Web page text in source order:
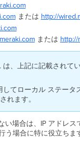
または http://
または http://
は、上記に記載されて
してローカル ステー
れます。
い場合は、IP アドレ
う場合に特に役立ちま